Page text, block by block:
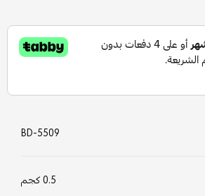
BD-5509
0.5 كجم